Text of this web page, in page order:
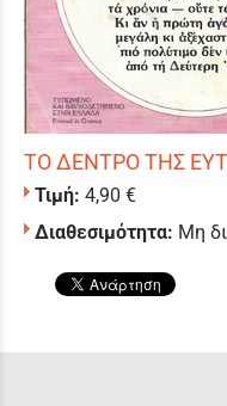
ΤΟ ΔΕΝΤΡΟ ΤΗΣ
Τιμή: 4,90 €
Διαθεσιμότητα: Μη